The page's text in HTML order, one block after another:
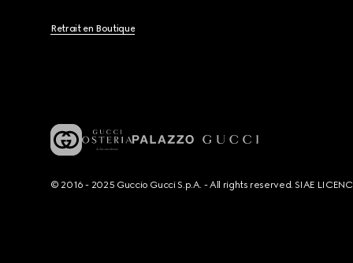
Retrait en Boutique
© 2016 - 2025 Guccio Gucci S.p.A. - All rights reserved. SIAE